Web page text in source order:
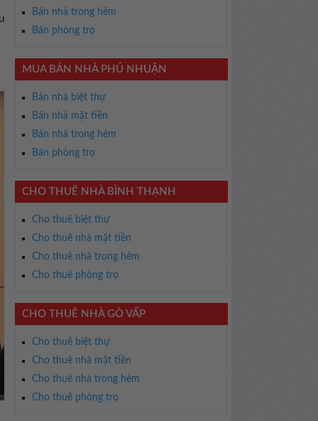
Bán nhà trong hẻm
Bán phòng trọ
MUA BÁN NHÀ PHÚ NHUẬN
Bán nhà biệt thự
Bán nhà mặt tiền
Bán nhà trong hẻm
Bán phòng trọ
CHO THUÊ NHÀ BÌNH THẠNH
Cho thuê biệt thự
Cho thuê nhà mặt tiền
Cho thuê nhà trong hẻm
Cho thuê phòng trọ
CHO THUÊ NHÀ GÒ VẤP
Cho thuê biệt thự
Cho thuê nhà mặt tiền
Cho thuê nhà trong hẻm
Cho thuê phòng trọ